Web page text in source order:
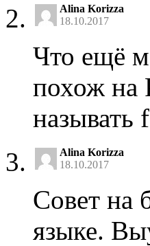
Alina Korizza
18.10.2017
Что ещё
похож на
называть
Alina Korizza
18.10.2017
Совет на
языке.